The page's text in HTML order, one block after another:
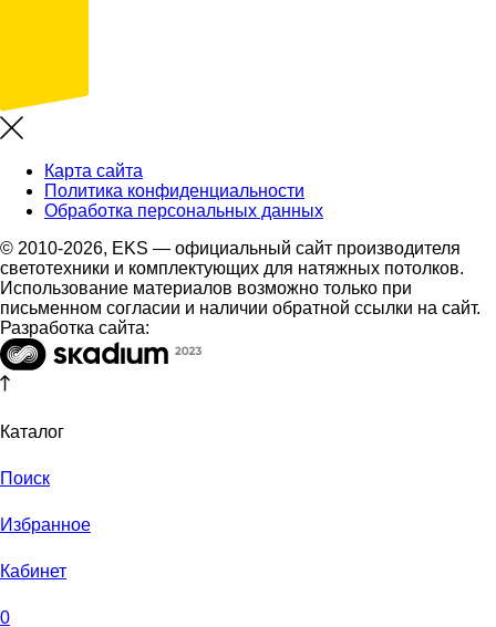
Карта сайта
Политика конфиденциальности
Обработка персональных данных
© 2010-2026, EKS — официальный сайт производителя
светотехники и комплектующих для натяжных потолков.
Использование материалов возможно только при
письменном согласии и наличии обратной ссылки на сайт.
Разработка сайта:
Каталог
Поиск
Избранное
Кабинет
0